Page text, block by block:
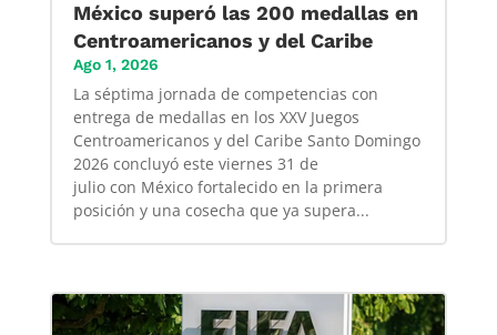
México superó las 200 medallas en
Centroamericanos y del Caribe
Ago 1, 2026
La séptima jornada de competencias con
entrega de medallas en los XXV Juegos
Centroamericanos y del Caribe Santo Domingo
2026 concluyó este viernes 31 de
julio con México fortalecido en la primera
posición y una cosecha que ya supera...